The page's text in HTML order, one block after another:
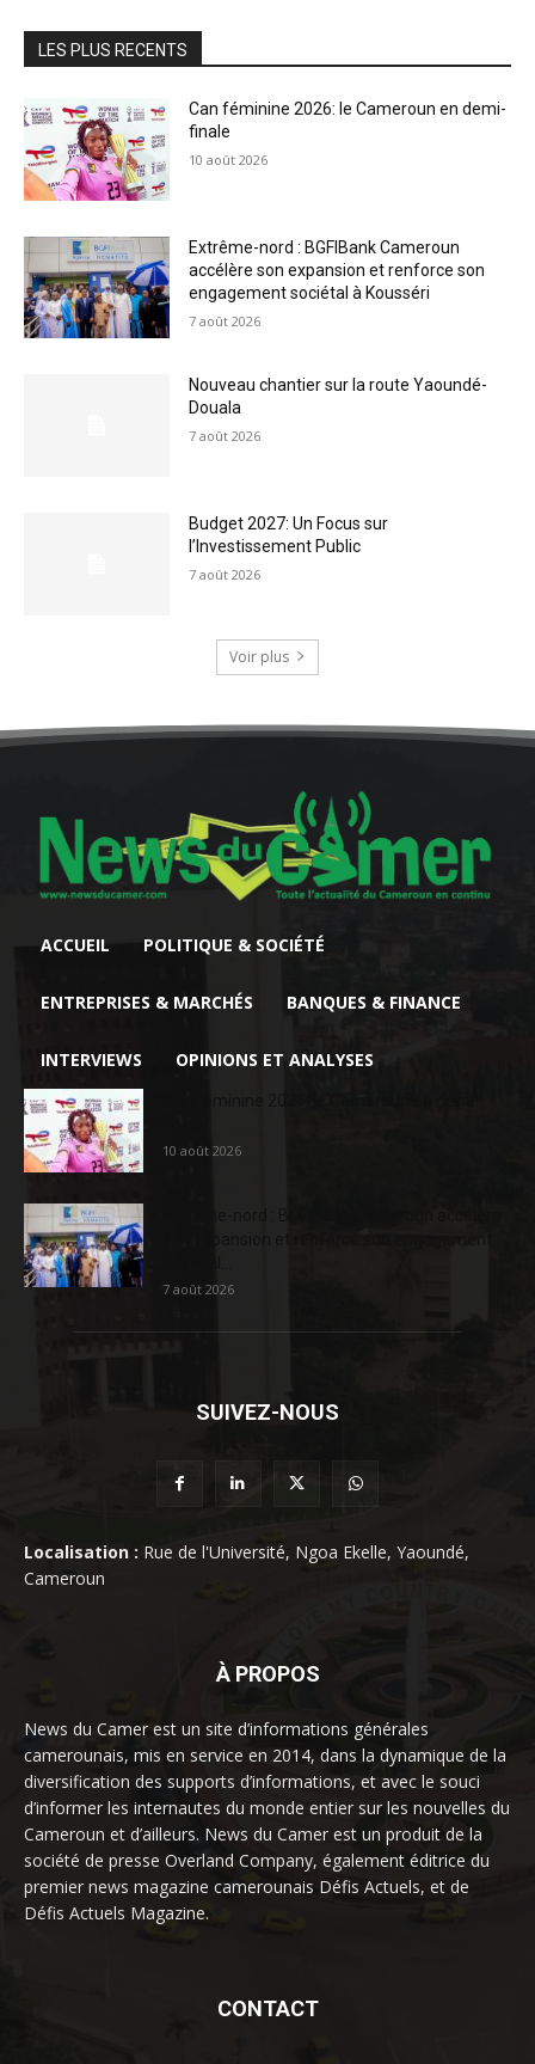
LES PLUS RECENTS
Can féminine 2026: le Cameroun en demi-
finale
10 août 2026
Extrême-nord : BGFIBank Cameroun
accélère son expansion et renforce son
engagement sociétal à Kousséri
7 août 2026
Nouveau chantier sur la route Yaoundé-
Douala
7 août 2026
Budget 2027: Un Focus sur
l’Investissement Public
7 août 2026
Voir plus
ACCUEIL POLITIQUE & SOCIÉTÉ
ENTREPRISES & MARCHÉS BANQUES & FINANCE
INTERVIEWS OPINIONS ET ANALYSES
10 août 2026
7 août 2026
SUIVEZ-NOUS
Localisation : Rue de l'Université, Ngoa Ekelle, Yaoundé,
Cameroun
À PROPOS
News du Camer est un site d’informations générales
camerounais, mis en service en 2014, dans la dynamique de la
diversification des supports d’informations, et avec le souci
d’informer les internautes du monde entier sur les nouvelles du
Cameroun et d’ailleurs. News du Camer est un produit de la
société de presse Overland Company, également éditrice du
premier news magazine camerounais Défis Actuels, et de
Défis Actuels Magazine.
CONTACT